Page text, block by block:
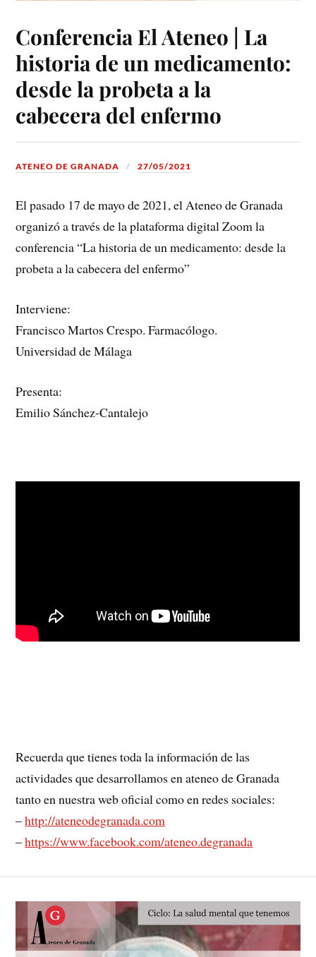
Conferencia El Ateneo | La
historia de un medicamento:
desde la probeta a la
cabecera del enfermo
ATENEO DE GRANADA 27/05/2021
El pasado 17 de mayo de 2021, el Ateneo de Granada
organizó a través de la plataforma digital Zoom la
conferencia “La historia de un medicamento: desde la
probeta a la cabecera del enfermo”
Interviene:
Francisco Martos Crespo. Farmacólogo.
Universidad de Málaga
Presenta:
Emilio Sánchez-Cantalejo
Recuerda que tienes toda la información de las
actividades que desarrollamos en ateneo de Granada
tanto en nuestra web oficial como en redes sociales:
–http://ateneodegranada.com
–https://www.facebook.com/ateneo.degranada